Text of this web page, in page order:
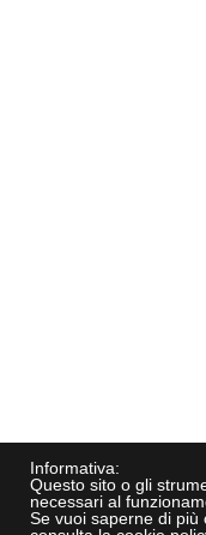
Informativa:
Questo sito o gli
necessari al
Se vuoi saperne di